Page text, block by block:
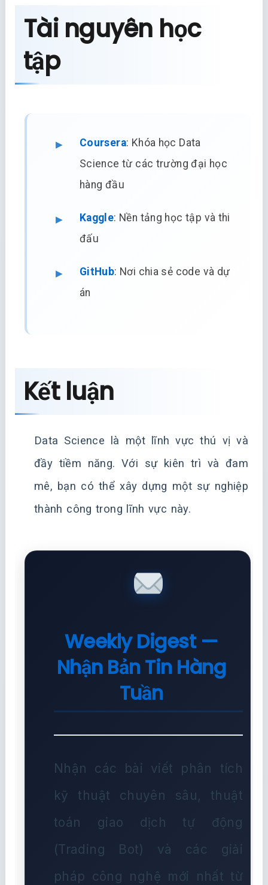
Tài nguyên học
tập
Coursera: Khóa học Data
Science từ các trường đại học
hàng đầu
Kaggle: Nền tảng học tập và thi
đấu
GitHub: Nơi chia sẻ code và dự
án
Kết luận
Data Science là một lĩnh vực thú vị và
đầy tiềm năng. Với sự kiên trì và đam
mê, bạn có thể xây dựng một sự nghiệp
thành công trong lĩnh vực này.
Weekly Digest —
Nhận Bản Tin Hàng
Tuần
Nhận các bài viết phân tích
kỹ thuật chuyên sâu, thuật
toán giao dịch tự động
(Trading Bot) và các giải
pháp công nghệ mới nhất từ